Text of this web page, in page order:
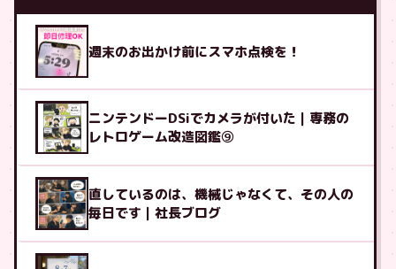
週末のお出かけ前にスマホ点検を！
ニンテンドーDSiでカメラが付いた｜専務の
レトロゲーム改造図鑑⑨
直しているのは、機械じゃなくて、その人の
毎日です｜社長ブログ